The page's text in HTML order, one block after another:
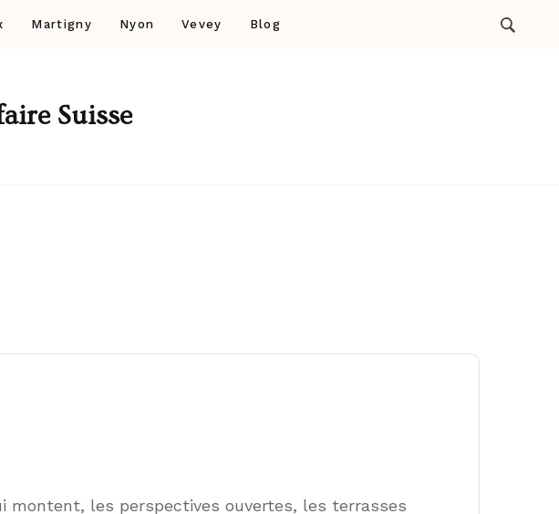
Martigny Nyon Vevey Blog
Suisse
les perspectives ouvertes, les terrasses